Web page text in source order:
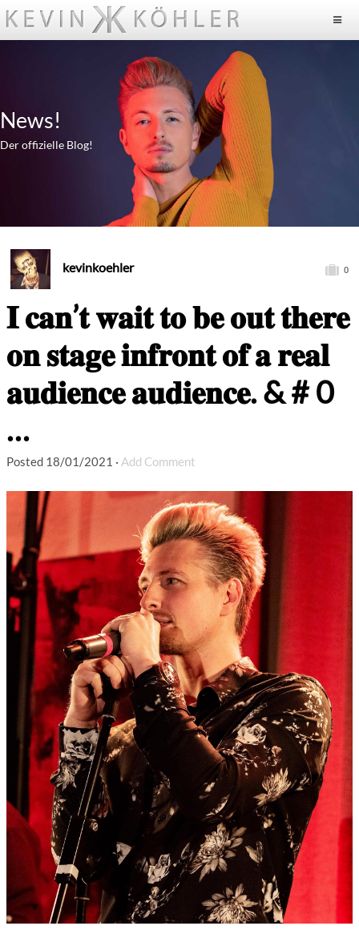
News!
Der offizielle Blog!
kevinkoehler 0
𝐈 𝐜𝐚𝐧’𝐭 𝐰𝐚𝐢𝐭 𝐭𝐨 𝐛𝐞 𝐨𝐮𝐭 𝐭𝐡𝐞𝐫𝐞
𝐨𝐧 𝐬𝐭𝐚𝐠𝐞 𝐢𝐧𝐟𝐫𝐨𝐧𝐭 𝐨𝐟 𝐚 𝐫𝐞𝐚𝐥
𝐚𝐮𝐝𝐢𝐞𝐧𝐜𝐞 𝐚𝐮𝐝𝐢𝐞𝐧𝐜𝐞. & # 0
…
Posted 18/01/2021 · Add Comment